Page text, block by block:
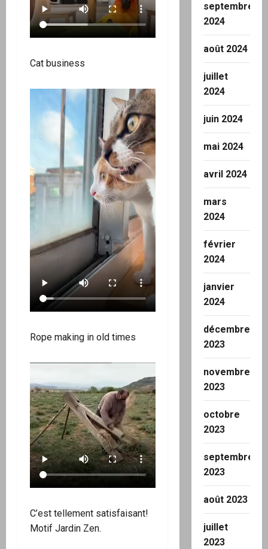
Cat business
Rope making in old times
C’est tellement satisfaisant!
Motif Jardin Zen.
septembre
2024
août 2024
juillet
2024
juin 2024
mai 2024
avril 2024
mars
2024
février
2024
janvier
2024
décembre
2023
novembre
2023
octobre
2023
septembre
2023
août 2023
juillet
2023